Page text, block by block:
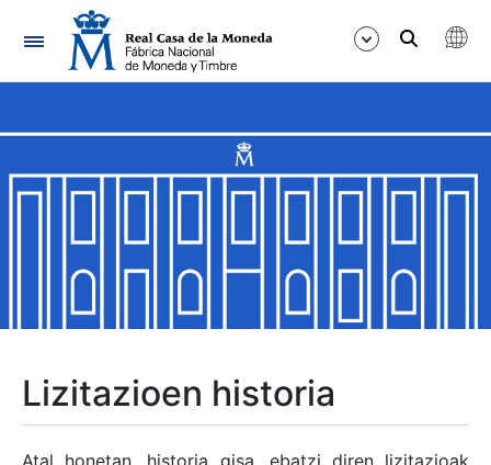
Nabigazioa
Erakutsi/Ezkutatu
Erakutsi/Ezkutatu
Erakutsi/Ezkutatu
Erakutsi/Ezkutatu
Lizitazioen historia
Atal honetan, historia gisa, ebatzi diren lizitazioak